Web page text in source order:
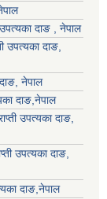
उपत्यका दाङ , नेपाल
उपत्यका दाङ,
, नेपाल
दाङ,नेपाल
उपत्यका दाङ,
उपत्यका दाङ,
दाङ,नेपाल